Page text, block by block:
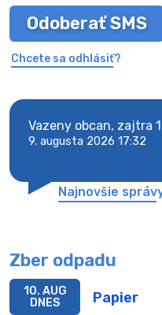
Odoberať SMS
Chcete sa odhlásiť?
Vazeny obcan, zajtra
9. augusta 2026 17:32
Najnovšie
Zber odpadu
Papier
10. AUG
DNES